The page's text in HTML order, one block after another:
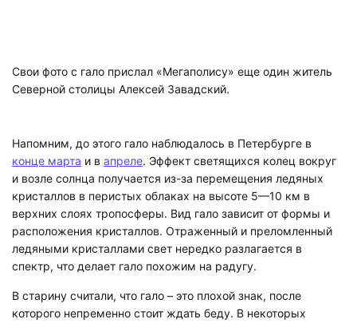
Свои фото с гало прислал «Мегаполису» еще один житель
Северной столицы Алексей Завадский.
Напомним, до этого гало наблюдалось в Петербурге в
конце марта и в апреле. Эффект светящихся колец вокруг
и возле солнца получается из-за перемещения ледяных
кристаллов в перистых облаках на высоте 5—10 км в
верхних слоях тропосферы. Вид гало зависит от формы и
расположения кристаллов. Отраженный и преломленный
ледяными кристаллами свет нередко разлагается в
спектр, что делает гало похожим на радугу.
В старину считали, что гало – это плохой знак, после
которого непременно стоит ждать беду. В некоторых